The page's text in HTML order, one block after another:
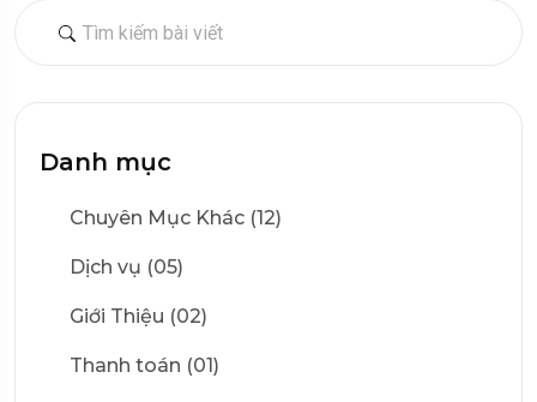
Danh mục
Chuyên Mục Khác (12)
Dịch vụ (05)
Giới Thiệu (02)
Thanh toán (01)